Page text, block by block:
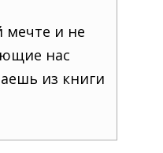
мечте и не
нас
из книги